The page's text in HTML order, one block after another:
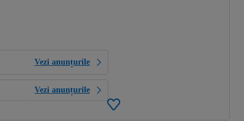
Vezi anunțurile
Vezi anunțurile